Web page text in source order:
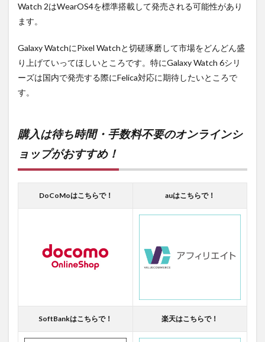
Watch 2はWearOS4を標準搭載して発売される可能性があり
ます。
Galaxy WatchにPixel Watchと切磋琢磨して市場をどんどん盛
り上げていってほしいところです。特にGalaxy Watch 6シリ
ーズは国内で発売する際にFelica対応に期待したいところで
す。
購入は待ち時間・手数料不要のオンラインシ
ョップがおすすめ！
DoCoMoはこちらで！ auはこちらで！
SoftBankはこちらで！ 楽天はこちらで！